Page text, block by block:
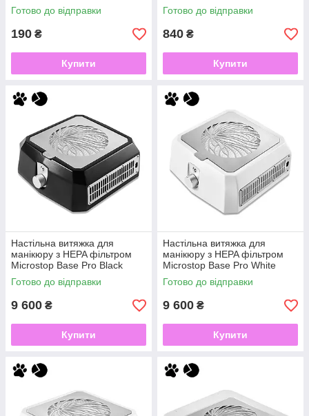
Готово до відправки
190 ₴
Купити
Готово до відправки
840 ₴
Купити
Настільна витяжка для
манікюру з HEPA фільтром
Microstop Base Pro Black
Готово до відправки
9 600 ₴
Купити
Настільна витяжка для
манікюру з HEPA фільтром
Microstop Base Pro White
Готово до відправки
9 600 ₴
Купити